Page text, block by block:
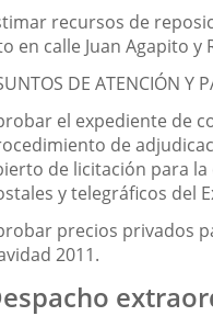
recursos de
en calle Juan Agapito y
DE ATENCIÓN Y
el expediente de
de
de licitación para
y telegráficos del
precios privados
2011.